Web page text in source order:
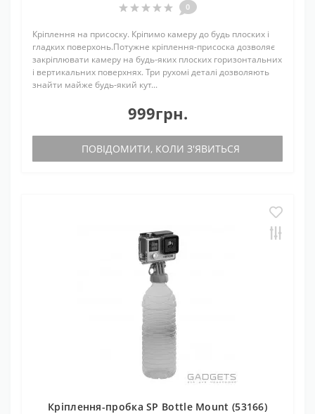
0
Кріплення на присоску. Кріпимо камеру до будь плоских і
гладких поверхонь.Потужне кріплення-присоска дозволяє
закріплювати камеру на будь-яких плоских горизонтальних
і вертикальних поверхнях. Три рухомі деталі дозволяють
знайти майже будь-який кут...
999грн.
ПОВІДОМИТИ, КОЛИ З'ЯВИТЬСЯ
Кріплення-пробка SP Bottle Mount (53166)